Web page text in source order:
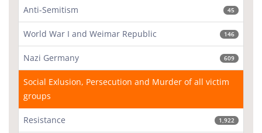
Anti-Semitism 45
World War I and Weimar Republic 146
Nazi Germany 609
Social Exlusion, Persecution and Murder of all victim
groups
Resistance 1,922